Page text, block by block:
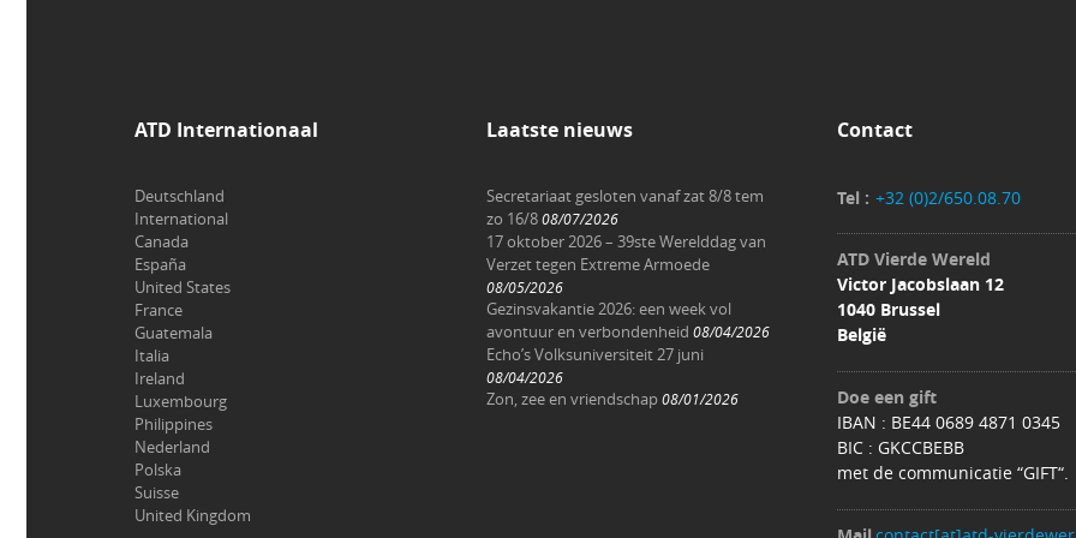
ATD Internationaal
Deutschland
International
Canada
España
United States
France
Guatemala
Italia
Ireland
Luxembourg
Philippines
Nederland
Polska
Suisse
United Kingdom
Laatste nieuws
Secretariaat gesloten vanaf zat 8/8 tem
zo 16/8 08/07/2026
17 oktober 2026 – 39ste Werelddag van
Verzet tegen Extreme Armoede
08/05/2026
Gezinsvakantie 2026: een week vol
avontuur en verbondenheid 08/04/2026
Echo’s Volksuniversiteit 27 juni
08/04/2026
Zon, zee en vriendschap 08/01/2026
Contact
Tel : +32 (0)2/650.08.70
ATD Vierde Wereld
Victor Jacobslaan 12
1040 Brussel
België
Doe een gift
IBAN : BE44 0689 4871 0345
BIC : GKCCBEBB
met de communicatie “GIFT“.